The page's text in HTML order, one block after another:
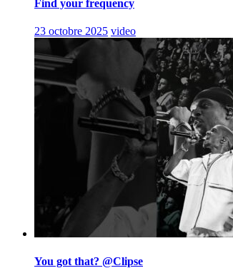
Find your frequency
23 octobre 2025 video
You got that? @Clipse